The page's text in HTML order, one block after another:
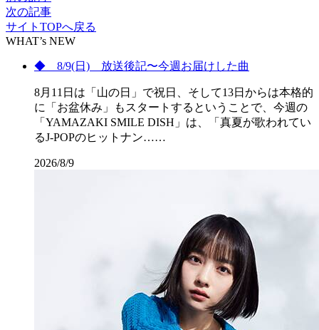
次の記事
サイトTOPへ戻る
WHAT’s NEW
◆ 8/9(日) 放送後記〜今週お届けした曲
8月11日は「山の日」で祝日、そして13日からは本格的
に「お盆休み」もスタートするということで、今週の
「YAMAZAKI SMILE DISH」は、「真夏が歌われてい
るJ-POPのヒットナン……
2026/8/9